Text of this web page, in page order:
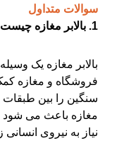
سوالات متداول
1. بالابر مغازه چیست؟
بالابر مغازه یک
فروشگاه و مغازه
سنگین را بین طبقات
مغازه باعث می شود
نیاز به نیروی انسانی